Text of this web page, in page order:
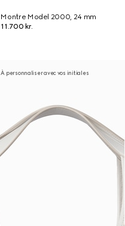
Montre Model 2000, 24 mm
11.700 kr.
À personnaliser avec vos initiales